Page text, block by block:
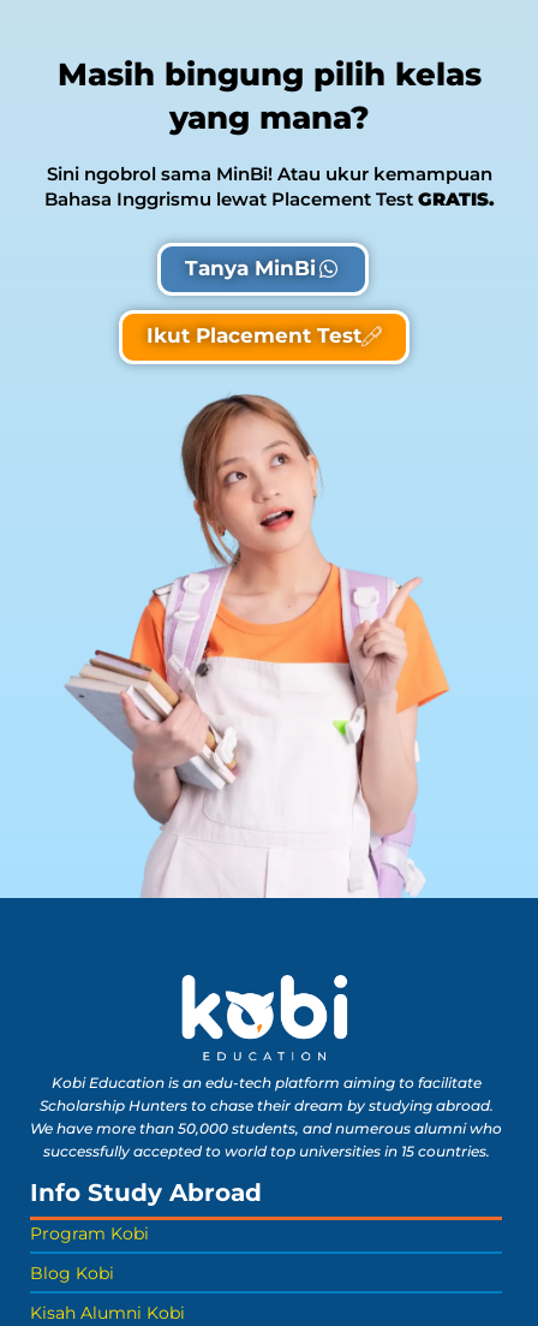
Masih bingung pilih kelas
yang mana?
Sini ngobrol sama MinBi! Atau ukur kemampuan
Bahasa Inggrismu lewat Placement Test GRATIS.
Tanya MinBi
Ikut Placement Test
Kobi Education is an edu-tech platform aiming to facilitate
Scholarship Hunters to chase their dream by studying abroad.
We have more than 50,000 students, and numerous alumni who
successfully accepted to world top universities in 15 countries.
Info Study Abroad
Program Kobi
Blog Kobi
Kisah Alumni Kobi